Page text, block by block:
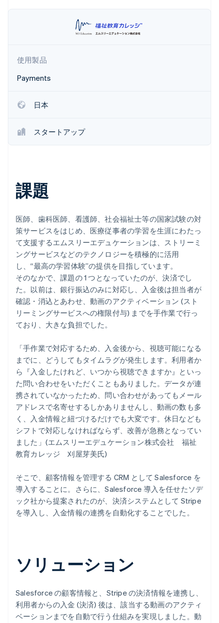
Stripe が AI の経済インフラをどのように構築しているかを
使用製品
Payments
日本
スタートアップ
課題
医師、歯科医師、看護師、社会福祉士等の国家試験の対
策サービスをはじめ、医療従事者の学習を生涯にわたっ
て支援するエムスリーエデュケーションは、ストリーミ
ングサービスなどのテクノロジーを積極的に活用
し、“最高の学習体験”の提供を目指しています。
そのなかで、課題の 1 つとなっていたのが、決済でし
た。以前は、銀行振込のみに対応し、入金後は担当者が
確認・消込とあわせ、動画のアクティベーション (スト
リーミングサービスへの権限付与) までを手作業で行っ
ており、大きな負担でした。
「手作業で対応するため、入金後から、視聴可能になる
までに、どうしてもタイムラグが発生します。利用者か
ら『入金したけれど、いつから視聴できますか』といっ
た問い合わせをいただくこともありました。データが連
携されていなかったため、問い合わせがあってもメール
アドレスで名寄せするしかありませんし、動画の数も多
く、入金情報と紐づけるだけでも大変です。休日なども
シフトで対応しなければならず、改善が急務となってい
ました」(エムスリーエデュケーション株式会社 福祉
教育カレッジ 刈屋芽美氏)
そこで、顧客情報を管理する CRM として Salesforce を
導入することに。さらに、Salesforce 導入を任せたソデ
ック社から提案されたのが、決済システムとして Stripe
を導入し、入金情報の連携を自動化することでした。
ソリューション
Salesforce の顧客情報と、Stripe の決済情報を連携し、
利用者からの入金 (決済) 後は、該当する動画のアクティ
ベーションまでを自動で行う仕組みを実現しました。動